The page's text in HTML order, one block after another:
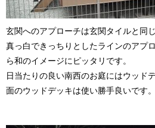
玄関へのアプローチは玄関タイルと同じ
真っ白できっちりとしたラインのアプ
ら和のイメージにピッタリです。
日当たりの良い南西のお庭にはウッド
面のウッドデッキは使い勝手良いです。